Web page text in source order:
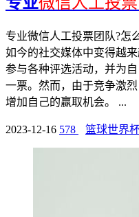
专业微信人工投票团队?怎
如今的社交媒体中变得越
参与各种评选活动，并为
一票。然而，由于竞争激
增加自己的赢取机会。 ...
2023-12-16 578 篮球世界